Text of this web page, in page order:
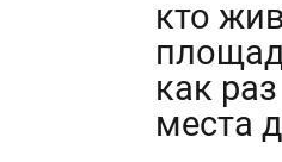
кто
как
места